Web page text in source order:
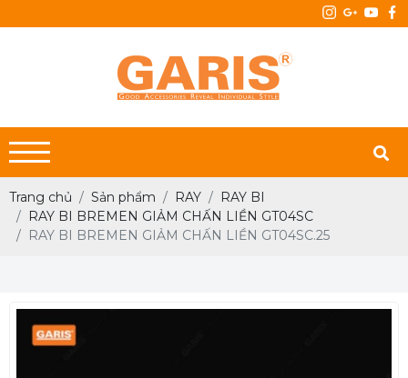
Trang chủ Sản phẩm RAY
RAY BI
RAY BI BREMEN GIẢM CHẤN LIỀN GT04SC
RAY BI BREMEN GIẢM CHẤN LIỀN GT04SC.25